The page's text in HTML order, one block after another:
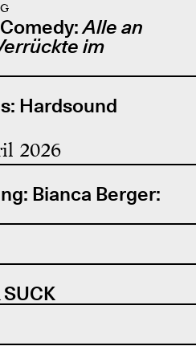
Alle an
im
Hardsound
2026
Bianca Berger: